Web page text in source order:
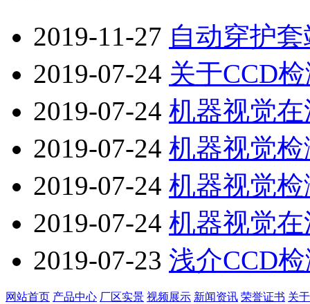
2019-11-27 自动穿护
2019-07-24 关于CCD
2019-07-24 机器视觉
2019-07-24 机器视觉
2019-07-24 机器视觉
2019-07-24 机器视觉
2019-07-23 浅介CCD
网站首页 产品中心 厂区实景 视频展示 新闻资讯 荣誉证书 关